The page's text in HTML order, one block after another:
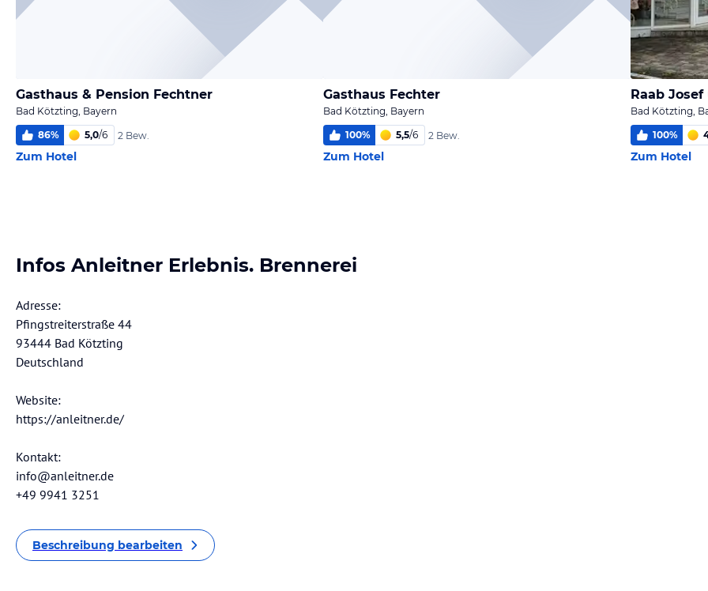
Gasthaus & Pension Fechtner
Bad Kötzting, Bayern
86% 5,0/6 2 Bew.
Zum Hotel
Gasthaus Fechter
Bad Kötzting, Bayern
100% 5,5/6 2 Bew.
Zum Hotel
Bad Kötzting,
100%
Zum Hotel
Infos Anleitner Erlebnis. Brennerei
Adresse:
Pfingstreiterstraße 44
93444 Bad Kötzting
Deutschland
Website:
https://anleitner.de/
Kontakt:
info@anleitner.de
+49 9941 3251
Beschreibung bearbeiten